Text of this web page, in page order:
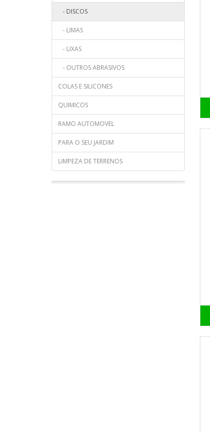
- DISCOS
- LIMAS
- LIXAS
- OUTROS ABRASIVOS
COLAS E SILICONES
QUIMICOS
RAMO AUTOMOVEL
PARA O SEU JARDIM
LIMPEZA DE TERRENOS